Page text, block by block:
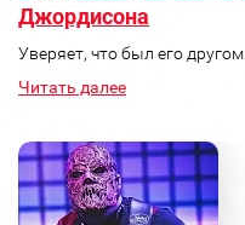
Джордисона
Уверяет, что был его другом.
Читать далее